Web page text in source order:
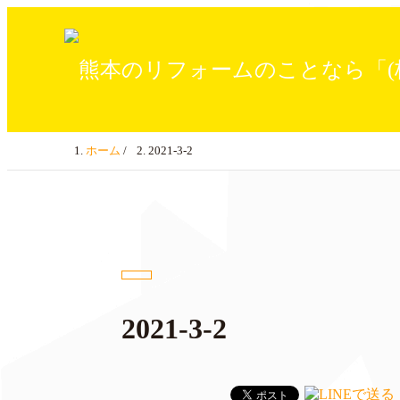
ホーム / 2021-3-2
2021-3-2